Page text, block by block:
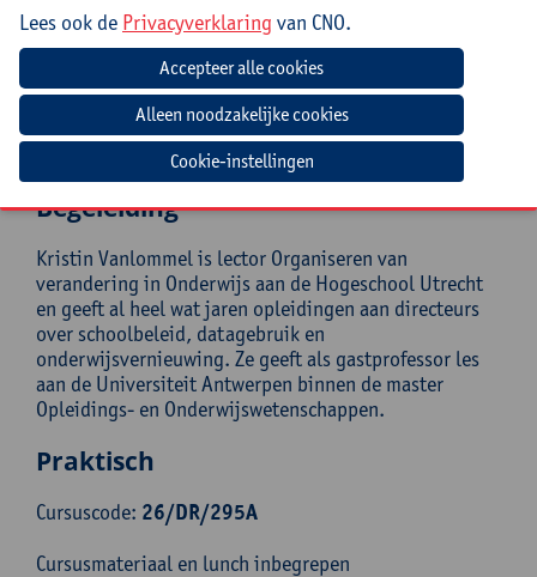
(Zorg)leerkrachten en beleidsverantwoordelijken uit
het (buitengewoon) secundair onderwijs,
ondersteuners/leerkrachten uit een
ondersteuningsnetwerk, pedagogische begeleiding en
CLB-medewerkers.
Er is geen specifieke voorkennis vereist.
Begeleiding
Kristin Vanlommel is lector Organiseren van
verandering in Onderwijs aan de Hogeschool Utrecht
en geeft al heel wat jaren opleidingen aan directeurs
over schoolbeleid, datagebruik en
onderwijsvernieuwing. Ze geeft als gastprofessor les
aan de Universiteit Antwerpen binnen de master
Opleidings- en Onderwijswetenschappen.
Praktisch
Cursuscode: 26/DR/295A
Cursusmateriaal en lunch inbegrepen
Lees ook de Privacyverklaring van CNO.
Cookie-instellingen